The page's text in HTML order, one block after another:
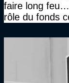
faire long
rôle du fonds